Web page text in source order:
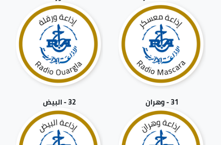
31 - وهران 32 - البيض